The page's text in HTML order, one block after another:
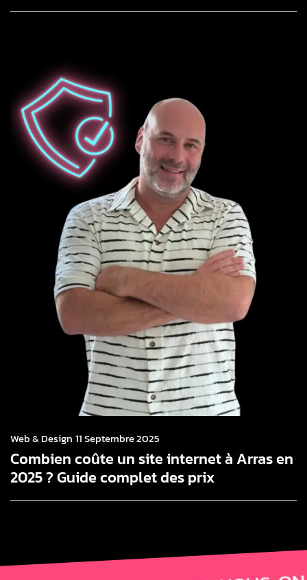
Web & Design 11 Septembre 2025
Combien coûte un site internet à Arras en
2025 ? Guide complet des prix